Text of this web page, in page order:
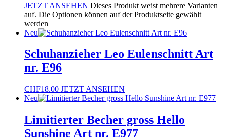
JETZT ANSEHEN Dieses Produkt weist mehrere Varianten
auf. Die Optionen können auf der Produktseite gewählt
werden
Neu
Schuhanzieher Leo Eulenschnitt Art
nr. E96
CHF18.00 JETZT ANSEHEN
Neu
Limitierter Becher gross Hello
Sunshine Art nr. E977